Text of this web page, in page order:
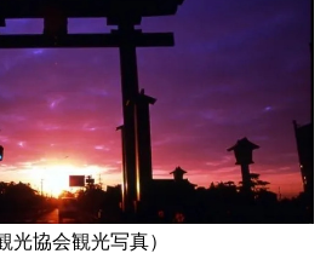
光協会観光写真）